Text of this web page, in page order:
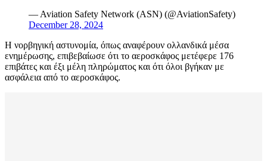
— Aviation Safety Network (ASN) (@AviationSafety)
December 28, 2024
Η νορβηγική αστυνομία, όπως αναφέρουν ολλανδικά μέσα
ενημέρωσης, επιβεβαίωσε ότι το αεροσκάφος μετέφερε 176
επιβάτες και έξι μέλη πληρώματος και ότι όλοι βγήκαν με
ασφάλεια από το αεροσκάφος.